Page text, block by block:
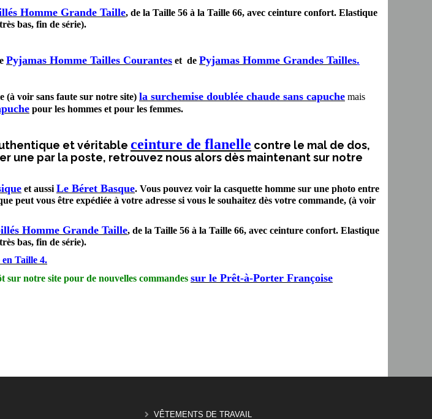
Homme Grande Taille, de la Taille 56 à la Taille 66, avec ceinture confort. Elastique
bas, fin de série).
Pyjamas Homme Tailles Courantes et de Pyjamas Homme Grandes Tailles.
(à voir sans faute sur notre site) la surchemise doublée chaude sans capuche mais
pour les hommes et pour les femmes.
et véritable ceinture de flanelle contre le mal de dos,
une par la poste, retrouvez nous alors dès maintenant sur notre
et aussi Le Béret Basque. Vous pouvez voir la casquette homme sur une photo entre
peut vous être expédiée à votre adresse si vous le souhaitez dès votre commande, (à voir
Homme Grande Taille, de la Taille 56 à la Taille 66, avec ceinture confort. Elastique
bas, fin de série).
Taille 4.
notre site pour de nouvelles commandes sur le Prêt-à-Porter Françoise
VÊTEMENTS DE TRAVAIL